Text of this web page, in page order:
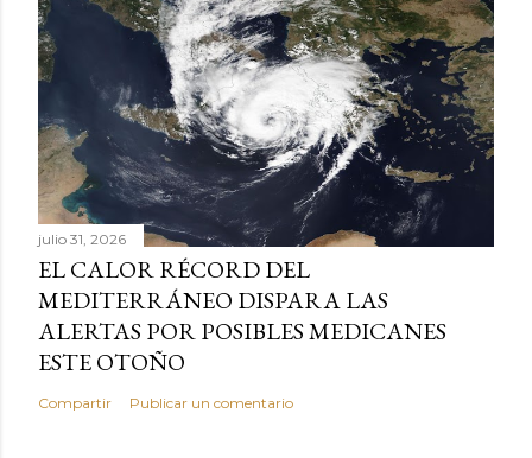
julio 31, 2026
EL CALOR RÉCORD DEL
MEDITERRÁNEO DISPARA LAS
ALERTAS POR POSIBLES MEDICANES
ESTE OTOÑO
Compartir Publicar un comentario